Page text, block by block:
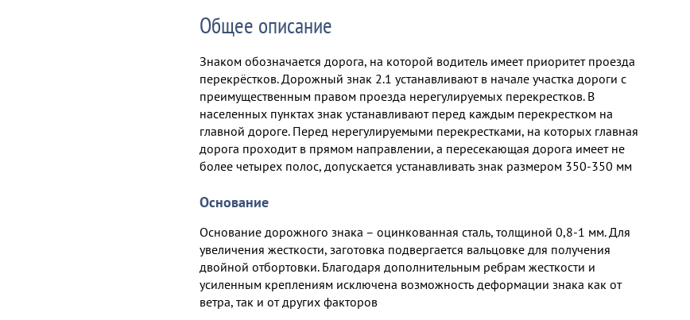
Общее описание
Знаком обозначается дорога, на которой водитель имеет приоритет проезда
перекрёстков. Дорожный знак 2.1 устанавливают в начале участка дороги с
преимущественным правом проезда нерегулируемых перекрестков. В
населенных пунктах знак устанавливают перед каждым перекрестком на
главной дороге. Перед нерегулируемыми перекрестками, на которых главная
дорога проходит в прямом направлении, а пересекающая дорога имеет не
более четырех полос, допускается устанавливать знак размером 350-350 мм
Основание
Основание дорожного знака – оцинкованная сталь, толщиной 0,8-1 мм. Для
увеличения жесткости, заготовка подвергается вальцовке для получения
двойной отбортовки. Благодаря дополнительным ребрам жесткости и
усиленным креплениям исключена возможность деформации знака как от
ветра, так и от других факторов